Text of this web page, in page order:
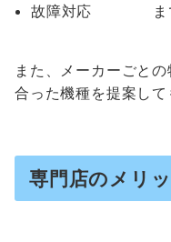
故障対応 まで幅
また、メーカーごと
合った機種を提案して
専門店のメリ